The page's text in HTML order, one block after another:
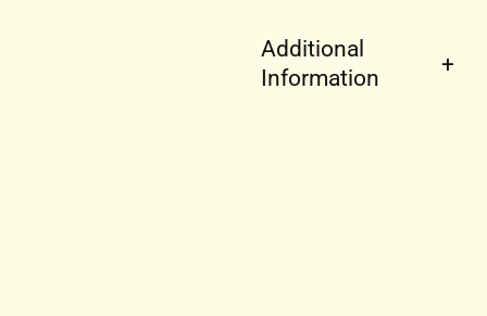
Additional
Information